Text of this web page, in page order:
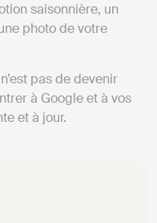
saisonnière, un
photo de votre
pas de devenir
à Google et à vos
et à jour.